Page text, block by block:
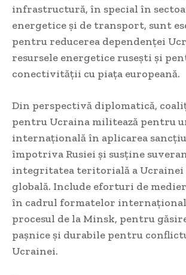
infrastructură, în special în
energetice și de transport, sunt
pentru reducerea dependenței
resursele energetice rusești și
conectivității cu piața europeană.
Din perspectivă diplomatică,
pentru Ucraina militează pentru
internațională în aplicarea
împotriva Rusiei și susține
integritatea teritorială a Ucrainei
globală. Include eforturi de
în cadrul formatelor
procesul de la Minsk, pentru
pașnice și durabile pentru
Ucrainei.